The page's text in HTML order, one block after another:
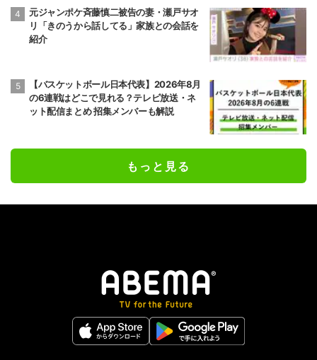
元ジャンポケ斉藤慎二被告の妻・瀬戸サオ
リ「きのうから話してる」家族との会話を
紹介
【バスケットボール日本代表】2026年8月
の6連戦はどこで見れる？テレビ放送・ネ
ット配信まとめ 招集メンバーも解説
もっと見る